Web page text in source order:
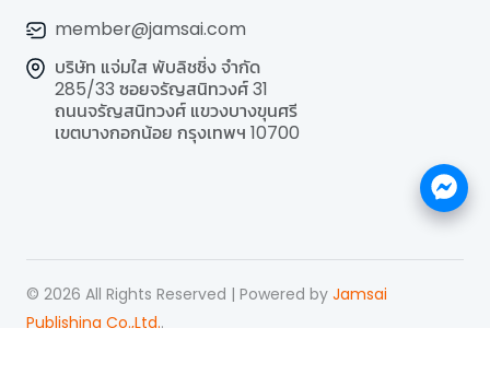
member@jamsai.com
บริษัท แจ่มใส พับลิชชิ่ง จำกัด
285/33 ซอยจรัญสนิทวงศ์ 31
ถนนจรัญสนิทวงศ์ แขวงบางขุนศรี
เขตบางกอกน้อย กรุงเทพฯ 10700
© 2026 All Rights Reserved | Powered by Jamsai
Publishing Co.,Ltd..